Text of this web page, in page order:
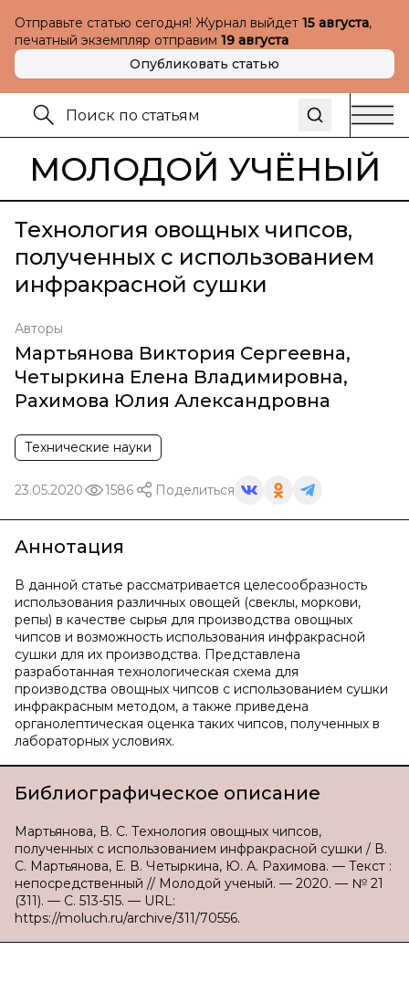
Отправьте статью сегодня! Журнал выйдет 15 августа,
печатный экземпляр отправим 19 августа
Опубликовать статью
МОЛОДОЙ УЧЁНЫЙ
Технология овощных чипсов,
полученных с использованием
инфракрасной сушки
Авторы
Мартьянова Виктория Сергеевна,
Четыркина Елена Владимировна,
Рахимова Юлия Александровна
Технические науки
23.05.2020 1586 Поделиться
Аннотация
В данной статье рассматривается целесообразность
использования различных овощей (свеклы, моркови,
репы) в качестве сырья для производства овощных
чипсов и возможность использования инфракрасной
сушки для их производства. Представлена
разработанная технологическая схема для
производства овощных чипсов с использованием сушки
инфракрасным методом, а также приведена
органолептическая оценка таких чипсов, полученных в
лабораторных условиях.
Библиографическое описание
Мартьянова, В. С. Технология овощных чипсов,
полученных с использованием инфракрасной сушки / В.
С. Мартьянова, Е. В. Четыркина, Ю. А. Рахимова. — Текст :
непосредственный // Молодой ученый. — 2020. — № 21
(311). — С. 513-515. — URL:
https://moluch.ru/archive/311/70556.